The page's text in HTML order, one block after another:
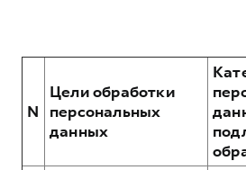
Система управления
Сервис для корпоративных
HAVAL Лизинг
АКСЕССУАРЫ HAVAL
Автомобильные аксессуары
N
Цели обработки
персональных
данных